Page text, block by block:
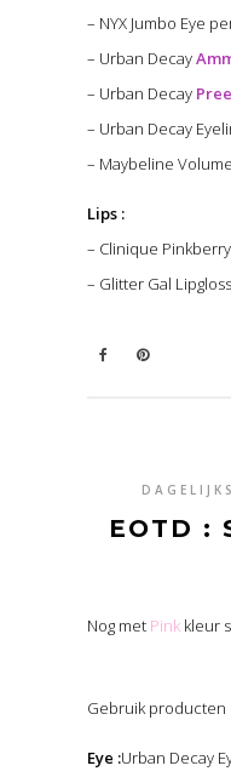
– NYX Jumbo Eye
– Urban Decay
– Urban Decay
– Urban Decay
– Maybeline
Lips :
– Clinique
– Glitter Gal Lipgloss
DAGELIJKS
EOTD :
Nog met Pinkkleur
Gebruik producten
Eye :Urban Decay